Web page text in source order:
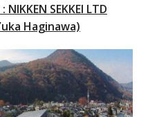
SEKKEI LTD
Haginawa)